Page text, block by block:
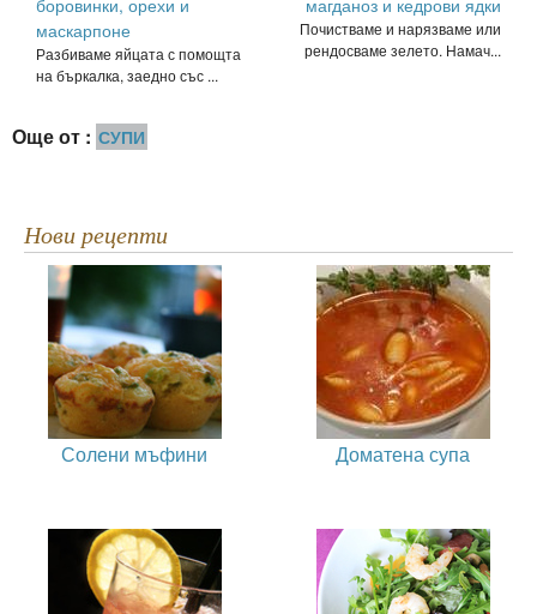
маскарпоне
Разбиваме яйцата с помощта
на бъркалка, заедно със ...
Почистваме и нарязваме или
рендосваме зелето. Намач...
Още от : СУПИ
Нови рецепти
Солени мъфини Доматена супа